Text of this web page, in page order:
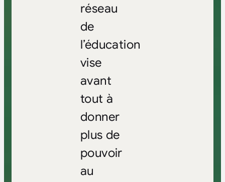
réseau
de
l’éducation
vise
avant
tout à
donner
plus de
pouvoir
au